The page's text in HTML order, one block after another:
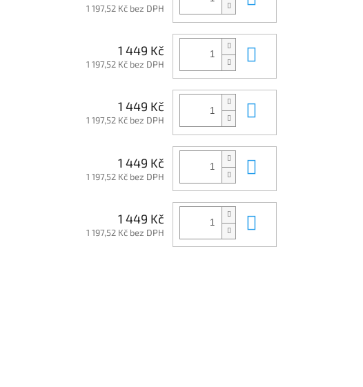
1 197,52 Kč bez DPH
1 449 Kč
1 197,52 Kč bez DPH
1 449 Kč
1 197,52 Kč bez DPH
1 449 Kč
1 197,52 Kč bez DPH
1 449 Kč
1 197,52 Kč bez DPH